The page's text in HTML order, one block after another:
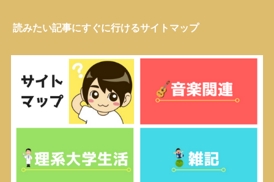
読みたい記事にすぐに行けるサイトマップ